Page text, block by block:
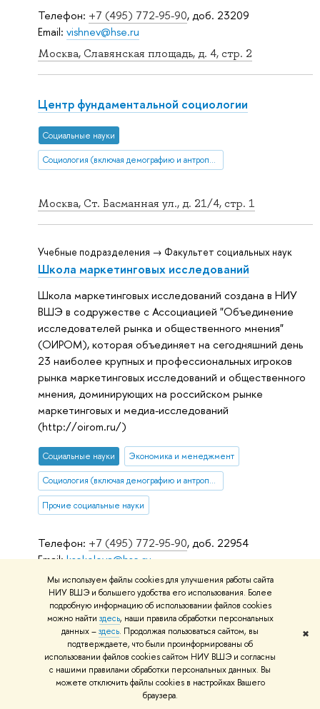
Мы используем файлы cookies для улучшения работы сайта
НИУ ВШЭ и большего удобства его использования. Более
подробную информацию об использовании файлов cookies
можно найти здесь, наши правила обработки персональных
данных –здесь. Продолжая пользоваться сайтом, вы
подтверждаете, что были проинформированы об
использовании файлов cookies сайтом НИУ ВШЭ и согласны
с нашими правилами обработки персональных данных. Вы
можете отключить файлы cookies в настройках Вашего
браузера.
✖
Телефон: +7 (495) 772-95-90, доб. 23209
Email: vishnev@hse.ru
Москва, Славянская площадь, д. 4, стр. 2
Москва, Ст. Басманная ул., д. 21/4, стр. 1
Центр фундаментальной социологии
Социальные науки
Социология (включая демографию и антропологию)
Телефон: +7 (495) 772-95-90, доб. 22954
Email:ksokolova@hse.ru
Москва, Мясницкая ул., д. 20
Координатор:+7 (495) 772-95-90, доб. 22954
Учебные подразделения → Факультет социальных наук
Школа маркетинговых исследований
Школа маркетинговых исследований создана в НИУ
ВШЭ в содружестве с Ассоциацией "Объединение
исследователей рынка и общественного мнения"
(ОИРОМ), которая объединяет на сегодняшний день
23 наиболее крупных и профессиональных игроков
рынка маркетинговых исследований и общественного
мнения, доминирующих на российском рынке
маркетинговых и медиа-исследований
(http://oirom.ru/)
Социальные науки Экономика и менеджмент
Социология (включая демографию и антропологию)
Прочие социальные науки
Экспертный институт
На странице сотрудники "Экспертного института"
НИУ ВШЭ содержаться контакты для связи и более